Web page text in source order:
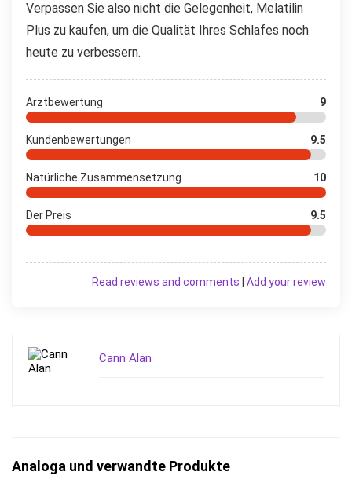
Verpassen Sie also nicht die Gelegenheit, Melatilin
Plus zu kaufen, um die Qualität Ihres Schlafes noch
heute zu verbessern.
Arztbewertung 9
Kundenbewertungen 9.5
Natürliche Zusammensetzung 10
Der Preis 9.5
Add your review
Read reviews and comments
Cann Alan
Analoga und verwandte Produkte